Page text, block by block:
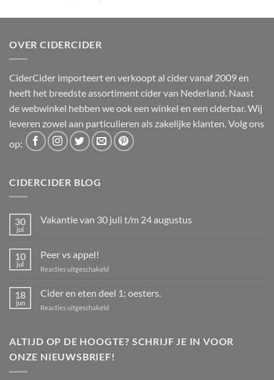
was: is:
OVER CIDERCIDER
CiderCider importeert en verkoopt al cider vanaf 2009 en
heeft het breedste assortiment cider van Nederland. Naast
de webwinkel hebben we ook een winkel en een ciderbar. Wij
leveren zowel aan particulieren als zakelijke klanten. Volg ons
op:
CIDERCIDER BLOG
30
jul
Vakantie van 30 juli t/m 24 augustus
Vakantie
30
24
augustus
10
jul
Peer vs appel!
Reacties uitgeschakeldvoor
vs
18
jun
Cider en eten deel 1: oesters.
Reacties uitgeschakeldvoor
eten
1:
ALTIJD OP DE HOOGTE? SCHRIJF JE IN VOOR
ONZE NIEUWSBRIEF!